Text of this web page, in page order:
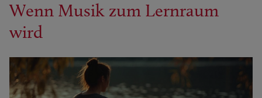
Wenn Musik zum Lernraum
wird